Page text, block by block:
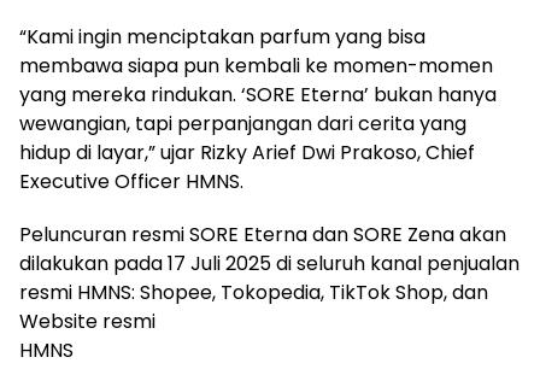
“Kami ingin menciptakan parfum yang bisa
membawa siapa pun kembali ke momen-momen
yang mereka rindukan. ‘SORE Eterna’ bukan hanya
wewangian, tapi perpanjangan dari cerita yang
hidup di layar,” ujar Rizky Arief Dwi Prakoso, Chief
Executive Officer HMNS.
Peluncuran resmi SORE Eterna dan SORE Zena akan
dilakukan pada 17 Juli 2025 di seluruh kanal penjualan
resmi HMNS: Shopee, Tokopedia, TikTok Shop, dan
Website resmi
HMNS